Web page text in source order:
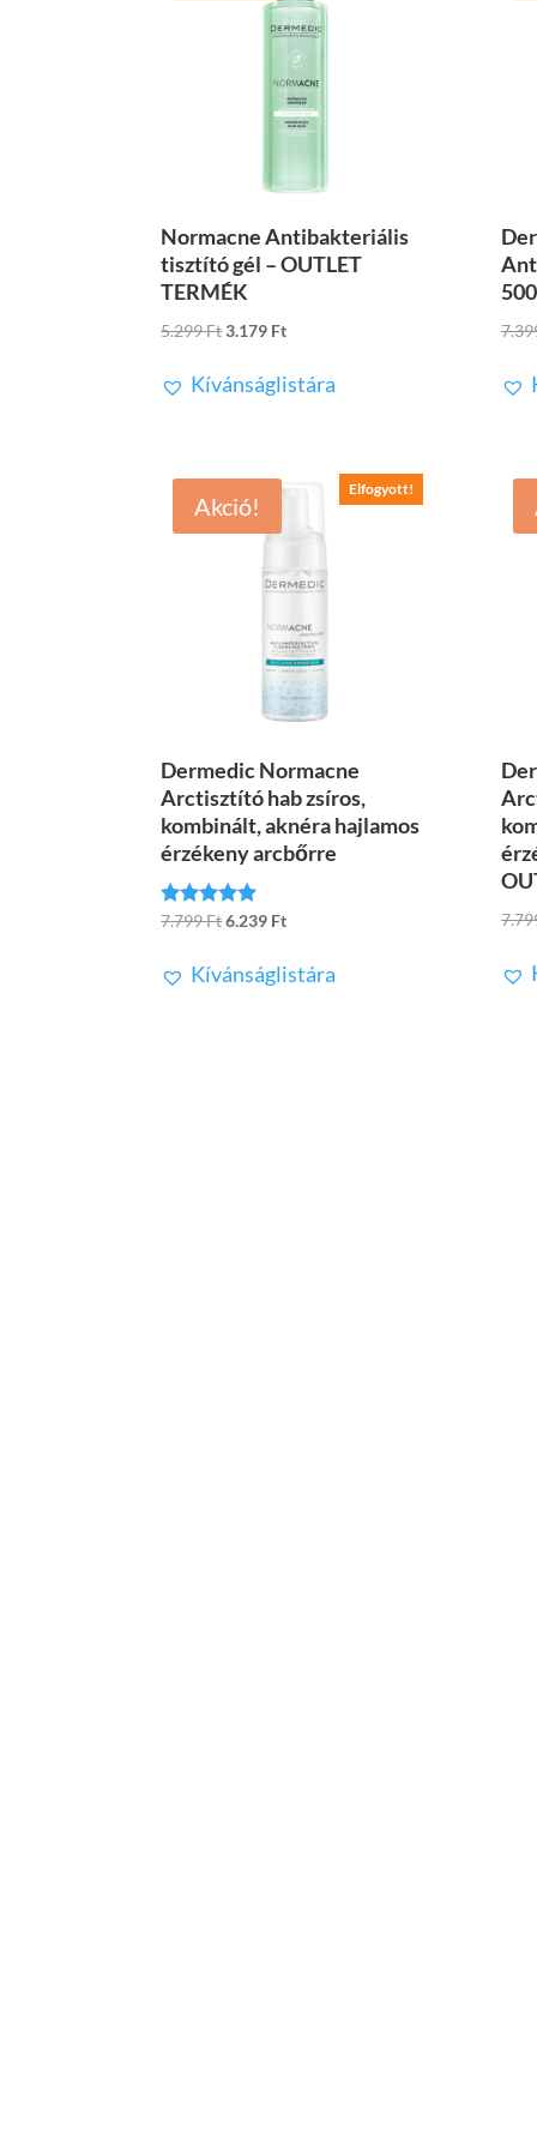
Normacne Antibakteriális
tisztító gél – OUTLET
TERMÉK
5.299FtOriginal
was:
3.179 FtCurrent
is:
Kívánságlistára
Akció!
Elfogyott!
Dermedic Normacne
Arctisztító hab zsíros,
kombinált, aknéra hajlamos
érzékeny arcbőrre
Értékelés:
7.799FtOriginal
was:
6.239 FtCurrent
is:
Kívánságlistára